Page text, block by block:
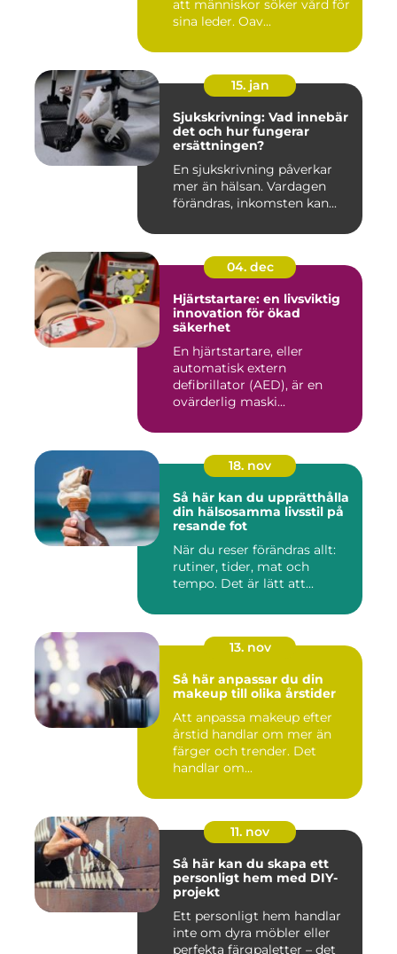
att människor söker vård för
sina leder. Oav...
15. jan
Sjukskrivning: Vad innebär
det och hur fungerar
ersättningen?
En sjukskrivning påverkar
mer än hälsan. Vardagen
förändras, inkomsten kan...
04. dec
Hjärtstartare: en livsviktig
innovation för ökad
säkerhet
En hjärtstartare, eller
automatisk extern
defibrillator (AED), är en
ovärderlig maski...
18. nov
Så här kan du upprätthålla
din hälsosamma livsstil på
resande fot
När du reser förändras allt:
rutiner, tider, mat och
tempo. Det är lätt att...
13. nov
Så här anpassar du din
makeup till olika årstider
Att anpassa makeup efter
årstid handlar om mer än
färger och trender. Det
handlar om...
11. nov
Så här kan du skapa ett
personligt hem med DIY-
projekt
Ett personligt hem handlar
inte om dyra möbler eller
perfekta färgpaletter – det